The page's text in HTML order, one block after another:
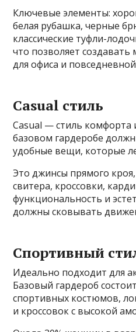
Ключевые элементы:
белая рубашка, черные
классические туфли-
что позволяет
для офиса и
Casual стиль
Casual — стиль комфорта
базовом гардеробе
удобные вещи, которые
Это джинсы прямого
свитера, кроссовки,
функциональность и
должны сковывать
Спортивный
Идеально подходит для
Базовый гардероб
спортивных костюмов,
и кроссовок с высокой